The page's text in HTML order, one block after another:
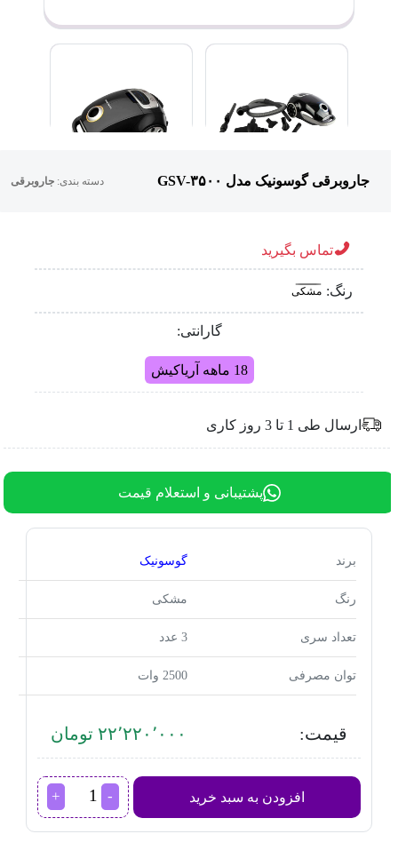
جاروبرقی گوسونیک مدل GSV-۳۵۰۰ دسته بندی:جاروبرقی
تماس بگیرید
رنگ: مشکی
گارانتی:
18 ماهه آریاکیش
ارسال طی 1 تا 3 روز کاری
پشتیبانی و استعلام قیمت
برند گوسونیک
رنگ مشکی
تعداد سری
توان مصرفی 2500 وات
قیمت: ۲۲٬۲۲۰٬۰۰۰ تومان
افزودن به سبد خرید
جاروبرقی
گوسونیک